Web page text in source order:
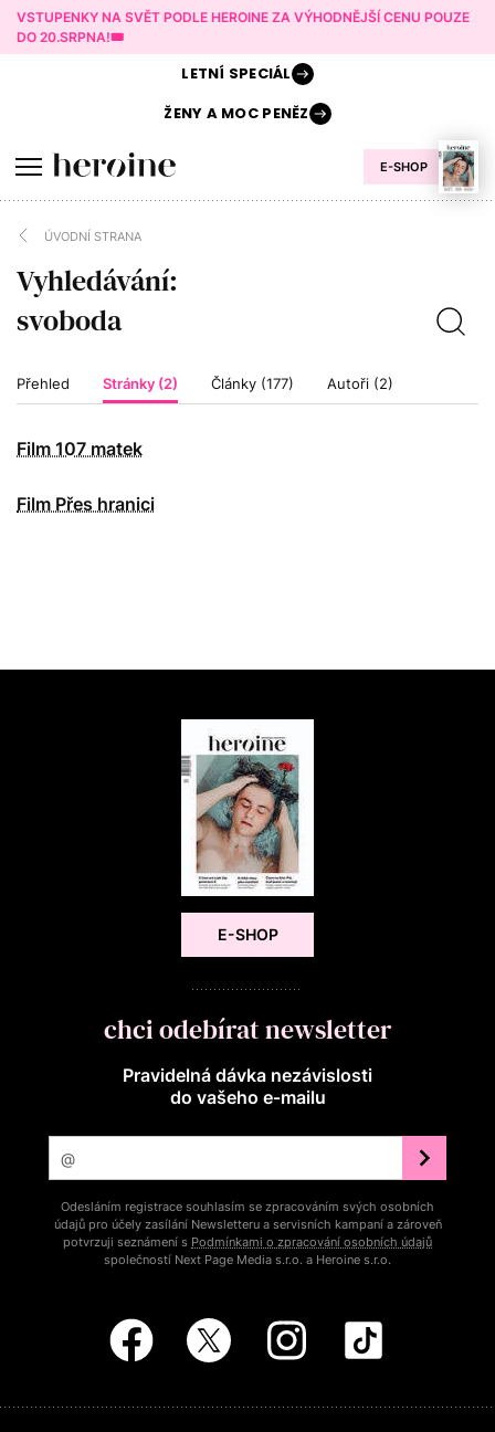
VSTUPENKY NA SVĚT PODLE HEROINE ZA VÝHODNĚJŠÍ CENU POUZE
DO 20.SRPNA!🎟️
E-SHOP
LETNÍ SPECIÁL
ŽENY AMOC PENĚZ
ÚVODNÍ STRANA
Vyhledávání:
Přehled Stránky (2) Články (177) Autoři (2)
Film 107 matek
Film Přes hranici
E-SHOP
chci odebírat newsletter
Pravidelná dávka nezávislosti
do vašeho e‑mailu
Odesláním registrace souhlasím se zpracováním svých osobních
údajů pro účely zasílání Newsletteru a servisních kampaní a zároveň
potvrzuji seznámení s Podmínkami o zpracování osobních údajů
společností Next Page Media s.r.o. a Heroine s.r.o.